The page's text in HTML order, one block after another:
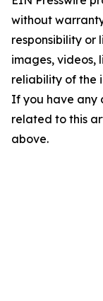
without
responsibility or
images, videos,
reliability of the
If you have any
related to this
above.